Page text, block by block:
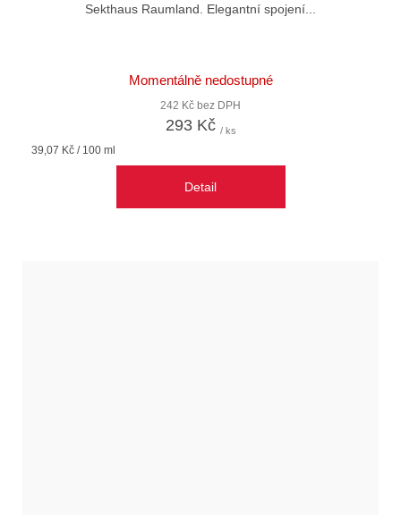
Sekthaus Raumland. Elegantní spojení...
Momentálně nedostupné
242 Kč bez DPH
293 Kč / ks
Měrná
39,07 Kč / 100 ml
Detail